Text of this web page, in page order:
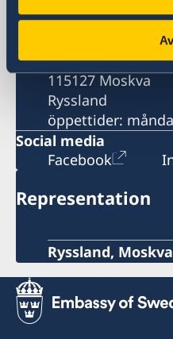
Mosfilmovskaja
115127 Moskva
Ryssland
öppettider:
Social media
Facebook
Representation
Ryssland, Moskva